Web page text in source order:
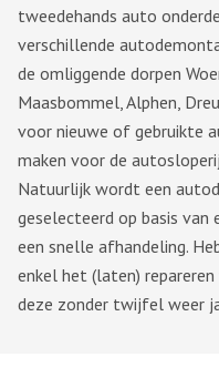
tweedehands auto
verschillende
de omliggende dorpen
Maasbommel, Alphen,
voor nieuwe of gebruikte
maken voor de
Natuurlijk wordt een
geselecteerd op basis van
een snelle afhandeling.
enkel het (laten)
deze zonder twijfel weer